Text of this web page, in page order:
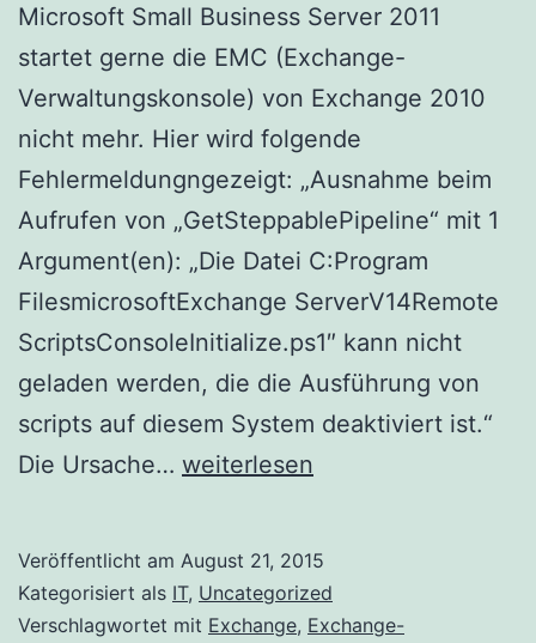
Microsoft Small Business Server 2011
startet gerne die EMC (Exchange-
Verwaltungskonsole) von Exchange 2010
nicht mehr. Hier wird folgende
Fehlermeldungngezeigt: „Ausnahme beim
Aufrufen von „GetSteppablePipeline“ mit 1
Argument(en): „Die Datei C:Program
FilesmicrosoftExchange ServerV14Remote
ScriptsConsoleInitialize.ps1″ kann nicht
geladen werden, die die Ausführung von
scripts auf diesem System deaktiviert ist.“
Die Ursache… Micrsoft
Verwaltungskonsole
startet
weiterlesen
Veröffentlicht am August 21, 2015
Kategorisiert als IT, Uncategorized
Verschlagwortet mit Exchange, Exchange-